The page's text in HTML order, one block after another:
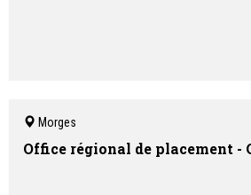
Morges
Office régional de placement -